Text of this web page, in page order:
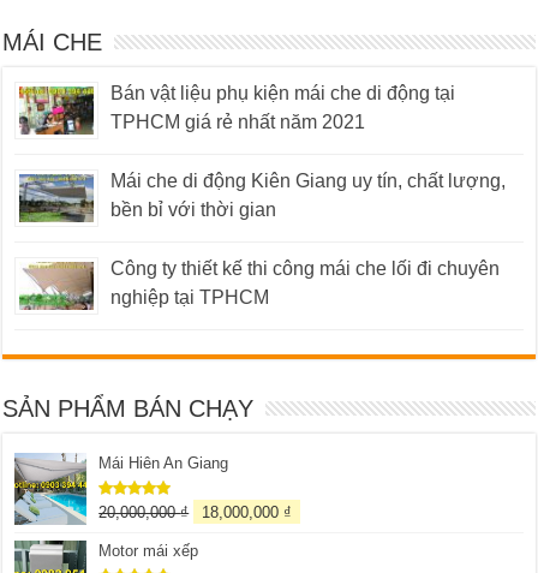
MÁI CHE
Bán vật liệu phụ kiện mái che di động tại
TPHCM giá rẻ nhất năm 2021
Mái che di động Kiên Giang uy tín, chất lượng,
bền bỉ với thời gian
Công ty thiết kế thi công mái che lối đi chuyên
nghiệp tại TPHCM
SẢN PHẨM BÁN CHẠY
Mái Hiên An Giang
Được xếp
5 sao
20,000,000₫ 18,000,000 ₫
Motor mái xếp